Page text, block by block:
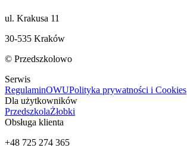
ul. Krakusa 11
30-535 Kraków
© Przedszkolowo
Serwis
RegulaminOWUPolityka prywatności i Cookies
Dla użytkowników
PrzedszkolaŻłobki
Obsługa klienta
+48 725 274 365